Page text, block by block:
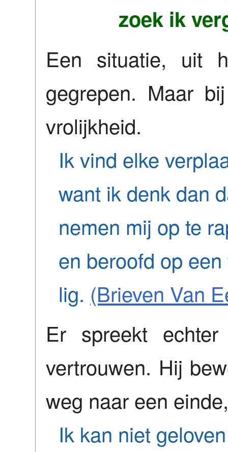
zoek ik
Een situatie, uit
gegrepen. Maar
vrolijkheid.
Ik vind elke
want ik denk dan
nemen mij op te
en beroofd op
lig. (Brieven Van
Er spreekt
vertrouwen. Hij
weg naar een
Ik kan niet